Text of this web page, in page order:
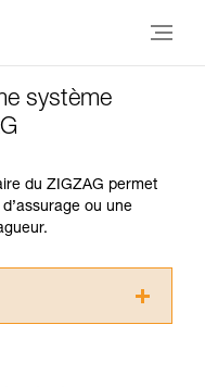
système
du ZIGZAG permet
ou une